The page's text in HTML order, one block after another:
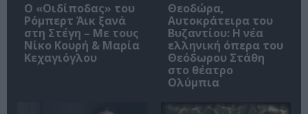
O «Οιδίποδας» του
Ρόμπερτ Άικ ξανά
στη Στέγη – Με τους
Νίκο Κουρή & Μαρία
Κεχαγιόγλου
Θεοδώρα,
Αυτοκράτειρα του
Βυζαντίου: Η νέα
ελληνική όπερα του
Θεόδωρου Στάθη
στο θέατρο
Ολύμπια